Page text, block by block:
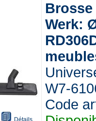
Détails
Werk:
W7-
Code